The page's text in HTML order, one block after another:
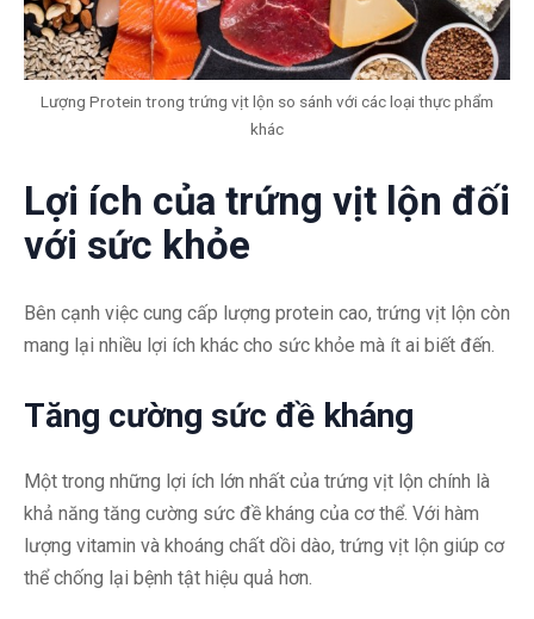
Lượng Protein trong trứng vịt lộn so sánh với các loại thực phẩm
khác
Lợi ích của trứng vịt lộn đối
với sức khỏe
Bên cạnh việc cung cấp lượng protein cao, trứng vịt lộn còn
mang lại nhiều lợi ích khác cho sức khỏe mà ít ai biết đến.
Tăng cường sức đề kháng
Một trong những lợi ích lớn nhất của trứng vịt lộn chính là
khả năng tăng cường sức đề kháng của cơ thể. Với hàm
lượng vitamin và khoáng chất dồi dào, trứng vịt lộn giúp cơ
thể chống lại bệnh tật hiệu quả hơn.